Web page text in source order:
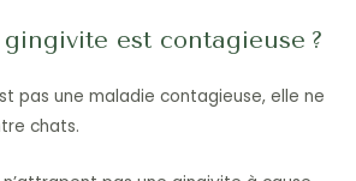
est contagieuse ?
pas une maladie contagieuse, elle ne
chats.